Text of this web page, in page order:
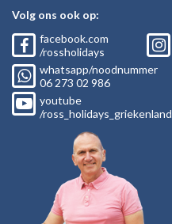
Volg ons ook op:
facebook.com
/rossholidays
whatsapp/noodnummer
06 273 02 986
youtube
/ross_holidays_griekenland